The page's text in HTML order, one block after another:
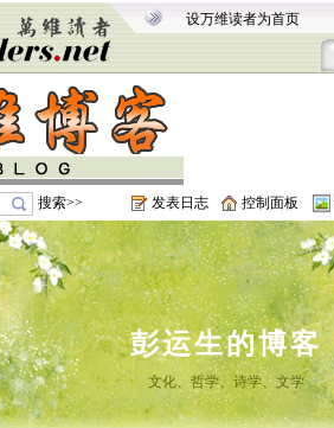
设万维读者为首页
搜索>> 发表日志 控制面板
彭运生的博客
文化、哲学、诗学、文学